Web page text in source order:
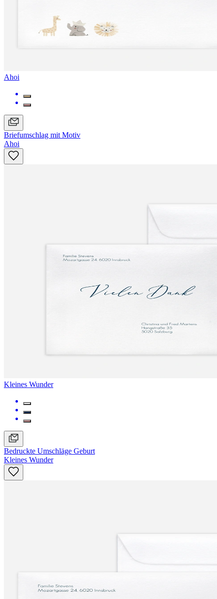
Ahoi
Briefumschlag mit Motiv
Ahoi
Kleines Wunder
Bedruckte Umschläge Geburt
Kleines Wunder